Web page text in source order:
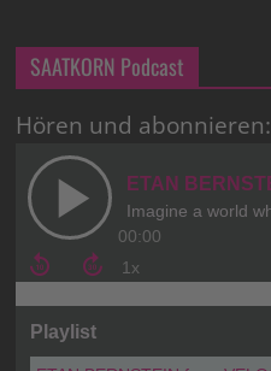
SAATKORN Podcast
Hören und abonnieren: